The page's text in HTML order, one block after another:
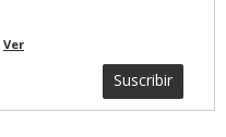
Ver
Suscribir